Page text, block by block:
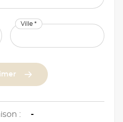
Ville *
: -